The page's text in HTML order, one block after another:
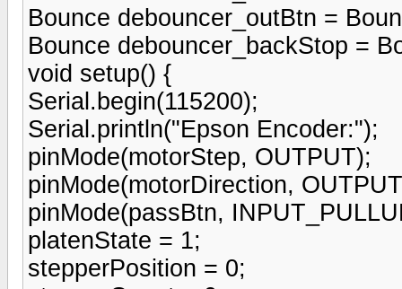
Bounce debouncer_outBtn =
Bounce debouncer_backStop =
void setup() {
Serial.begin(115200);
Serial.println("Epson Encoder:");
pinMode(motorStep, OUTPUT);
pinMode(motorDirection,
pinMode(passBtn,
platenState = 1;
stepperPosition = 0;